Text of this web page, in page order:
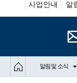
사업안내 알
알림 및 소식